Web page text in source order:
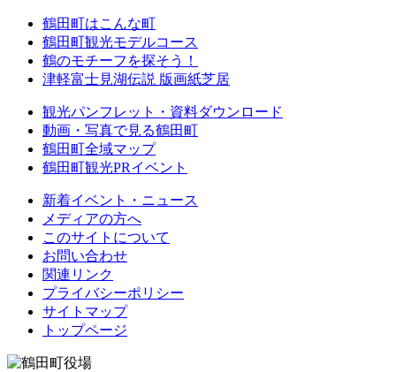
鶴田町はこんな町
鶴田町観光モデルコース
鶴のモチーフを探そう！
津軽富士見湖伝説 版画紙芝居
観光パンフレット・資料ダウンロード
動画・写真で見る鶴田町
鶴田町全域マップ
鶴田町観光PRイベント
新着イベント・ニュース
メディアの方へ
このサイトについて
お問い合わせ
関連リンク
プライバシーポリシー
サイトマップ
トップページ